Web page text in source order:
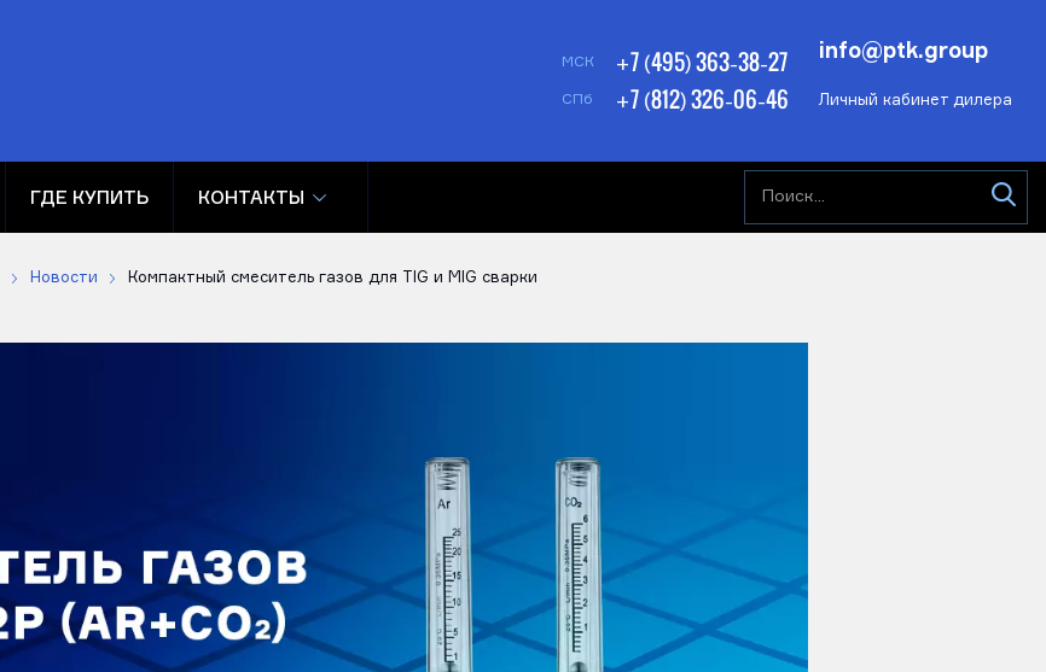
МСК +7 (495) 363-38-27
СПб +7 (812) 326-06-46 Личный кабинет дилера
info@ptk.group
ГДЕ КУПИТЬ КОНТАКТЫ
Новости Компактный смеситель газов для TIG и MIG сварки